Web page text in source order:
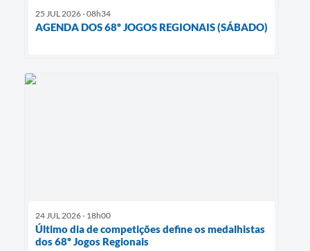
25 JUL 2026 - 08h34
AGENDA DOS 68º JOGOS REGIONAIS (SÁBADO)
24 JUL 2026 - 18h00
Último dia de competições define os medalhistas
dos 68º Jogos Regionais